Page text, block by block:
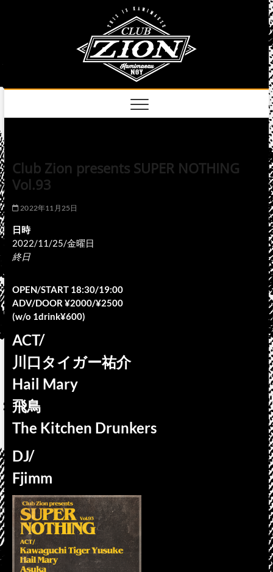
Club Zion presents SUPER NOTHING
Vol.93
2022年11月25日
日時
2022/11/25/金曜日
終日
OPEN/START 18:30/19:00
ADV/DOOR ¥2000/¥2500
(w/o 1drink¥600)
ACT/
川口タイガー祐介
Hail Mary
飛鳥
The Kitchen Drunkers
DJ/
Fjimm